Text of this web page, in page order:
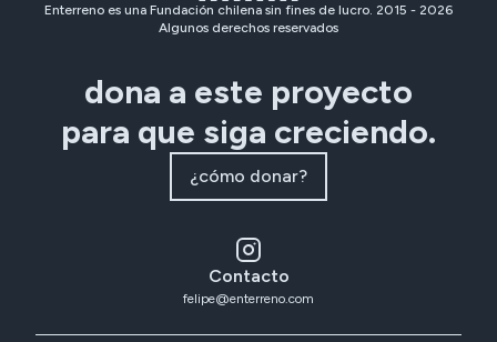
Enterreno es una Fundación chilena sin fines de lucro. 2015 - 2026
Algunos derechos reservados
dona a este proyecto
para que siga creciendo.
¿cómo donar?
Contacto
felipe@enterreno.com